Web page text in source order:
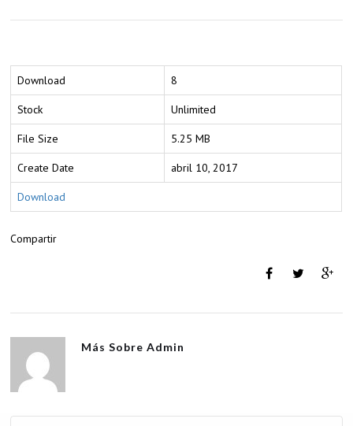
Download 8
Stock Unlimited
File Size 5.25 MB
Create Date abril 10, 2017
Download
Compartir
Más SobreAdmin